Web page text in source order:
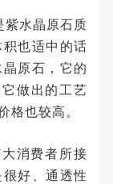
紫水晶原石质
也适中的话
原石，它的
做出的工艺
格也较高。
消费者所接
好、通透性